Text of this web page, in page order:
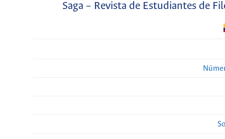
Saga – Revista de Estudiantes de